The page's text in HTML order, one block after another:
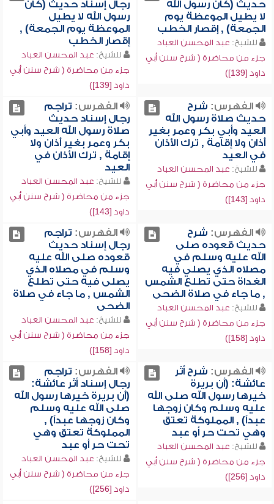
حديث (كان رسول الله
لا يطيل الموعظة يوم
الجمعة) , إقصار الخطب
للشيخ: عبد المحسن العباد
جزء من محاضرة ( شرح سنن أبي
داود [139])
رجال إسناد حديث (كان
رسول الله لا يطيل
الموعظة يوم الجمعة) ,
إقصار الخطب
للشيخ: عبد المحسن العباد
جزء من محاضرة ( شرح سنن أبي
داود [139])
الفهرس: شرح
حديث صلاة رسول الله
العيد وأبي بكر وعمر بغير
أذان ولا إقامة , ترك الأذان
في العيد
للشيخ: عبد المحسن العباد
جزء من محاضرة ( شرح سنن أبي
داود [143])
الفهرس: تراجم
رجال إسناد حديث
صلاة رسول الله العيد وأبي
بكر وعمر بغير أذان ولا
إقامة , ترك الأذان في
العيد
للشيخ: عبد المحسن العباد
جزء من محاضرة ( شرح سنن أبي
داود [143])
الفهرس: شرح
حديث قعوده صلى
الله عليه وسلم في
مصلاه الذي يصلي فيه
الغداة حتى تطلع الشمس
, ما جاء في صلاة الضحى
للشيخ: عبد المحسن العباد
جزء من محاضرة ( شرح سنن أبي
داود [158])
الفهرس: تراجم
رجال إسناد حديث
قعوده صلى الله عليه
وسلم في مصلاه الذي
يصلى فيه حتى تطلع
الشمس , ما جاء في صلاة
الضحى
للشيخ: عبد المحسن العباد
جزء من محاضرة ( شرح سنن أبي
داود [158])
الفهرس: شرح أثر
عائشة: (أن بريرة
خيرها رسول الله صلى الله
عليه وسلم وكان زوجها
عبداً) , المملوكة تعتق
وهي تحت حر أو عبد
للشيخ: عبد المحسن العباد
جزء من محاضرة ( شرح سنن أبي
داود [256])
الفهرس: تراجم
رجال إسناد أثر عائشة:
(أن بريرة خيرها رسول الله
صلى الله عليه وسلم
وكان زوجها عبداً) ,
المملوكة تعتق وهي
تحت حر أو عبد
للشيخ: عبد المحسن العباد
جزء من محاضرة ( شرح سنن أبي
داود [256])